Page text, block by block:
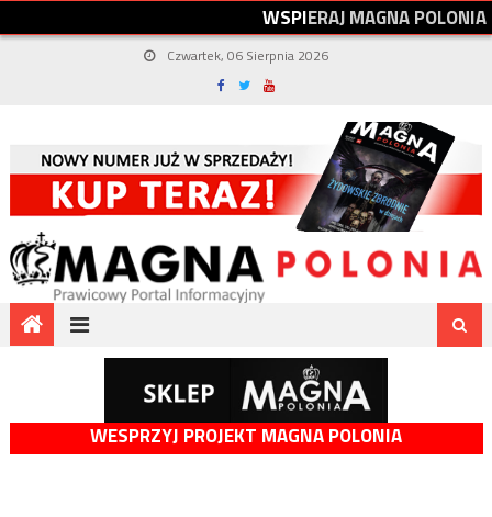
WSPIERAJMAGNAPOLONIA
Czwartek, 06 Sierpnia 2026
WESPRZYJ PROJEKT MAGNA POLONIA